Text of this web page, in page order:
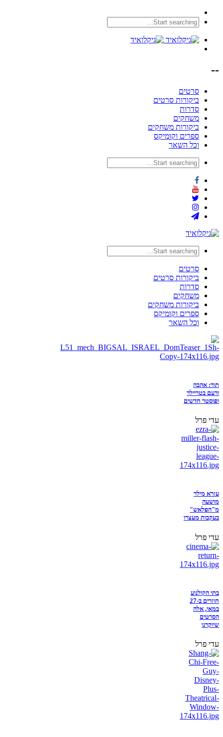
--
סרטים
ביקורות סרטים
סדרות
משחקים
ביקורות משחקים
ספרים וקומיקס
וכל השאר
סרטים
ביקורות סרטים
סדרות
משחקים
ביקורות משחקים
ספרים וקומיקס
וכל השאר
תור: אהבה
ורעם בטריילר
ופוסטר חדשים
עדי פרל
עזרא מילר
מושעה
מ"הפלאש"
בעקבות מעצרו
עדי פרל
בתי הקולנוע
חוזרים ב-27
במאי, אלה
הסרטים
שיוקרנו
עדי פרל